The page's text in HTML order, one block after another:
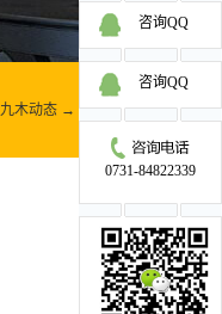
九木动态 → 九木动态
更多>>
咨询QQ
咨询QQ
0731-84822339